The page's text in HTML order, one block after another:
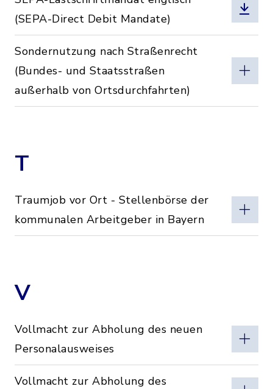
(SEPA-Direct Debit Mandate)
Sondernutzung nach Straßenrecht
(Bundes- und Staatsstraßen
außerhalb von Ortsdurchfahrten)
T
Traumjob vor Ort - Stellenbörse der
kommunalen Arbeitgeber in Bayern
V
Vollmacht zur Abholung des neuen
Personalausweises
Vollmacht zur Abholung des